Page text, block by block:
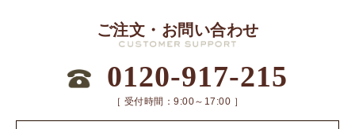
ご注文・お問い合わせ
0120-917-215
［ 受付時間：9:00～17:00 ］